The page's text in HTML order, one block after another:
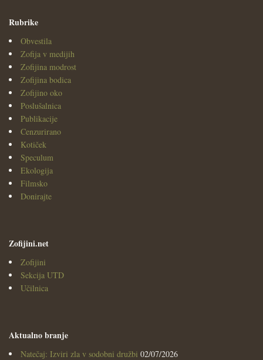
Rubrike
Obvestila
Zofija v medijih
Zofijina modrost
Zofijina bodica
Zofijino oko
Poslušalnica
Publikacije
Cenzurirano
Kotiček
Speculum
Ekologija
Filmsko
Donirajte
Zofijini.net
Zofijini
Sekcija UTD
Učilnica
Aktualno branje
Natečaj: Izviri zla v sodobni družbi 02/07/2026